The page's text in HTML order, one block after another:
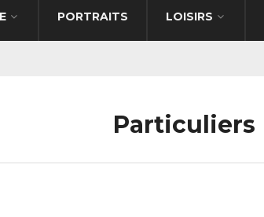
PORTRAITS LOISIRS
Particuliers